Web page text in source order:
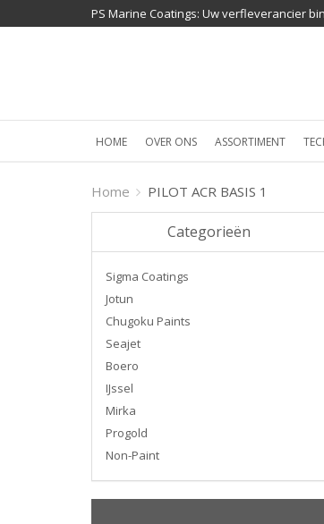
PS Marine Coatings: Uw verfleverancier
HOME OVER ONS ASSORTIMENT
Home PILOT ACR BASIS 1
Categorieën
Sigma Coatings
Jotun
Chugoku Paints
Seajet
Boero
IJssel
Mirka
Progold
Non-Paint